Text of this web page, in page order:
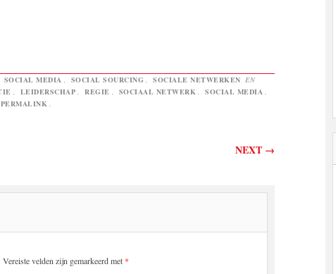
SOCIAL MEDIA SOCIAL SOURCING SOCIALE NETWERKEN EN
LEIDERSCHAP REGIE SOCIAAL NETWERK SOCIAL MEDIA
PERMALINK
NEXT →
Vereiste velden zijn gemarkeerd met *